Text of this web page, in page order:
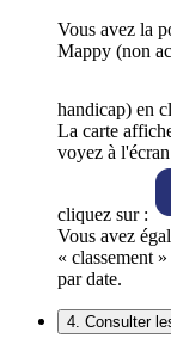
Vous avez la
Mappy (non
handicap) en
La carte
voyez à
cliquez sur :
Vous avez
« classement
par date.
4. Consulter